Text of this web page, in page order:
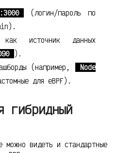
(логин/пароль по
как источник данных
).
(например,
Node
для eBPF).
можно видеть и стандартные